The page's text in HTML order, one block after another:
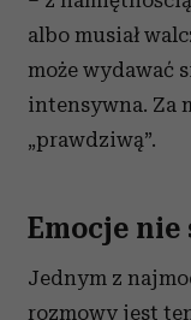
albo musiał
może wydawać
intensywna. Za
„prawdziwą”.
Emocje nie
Jednym z
rozmowy jest